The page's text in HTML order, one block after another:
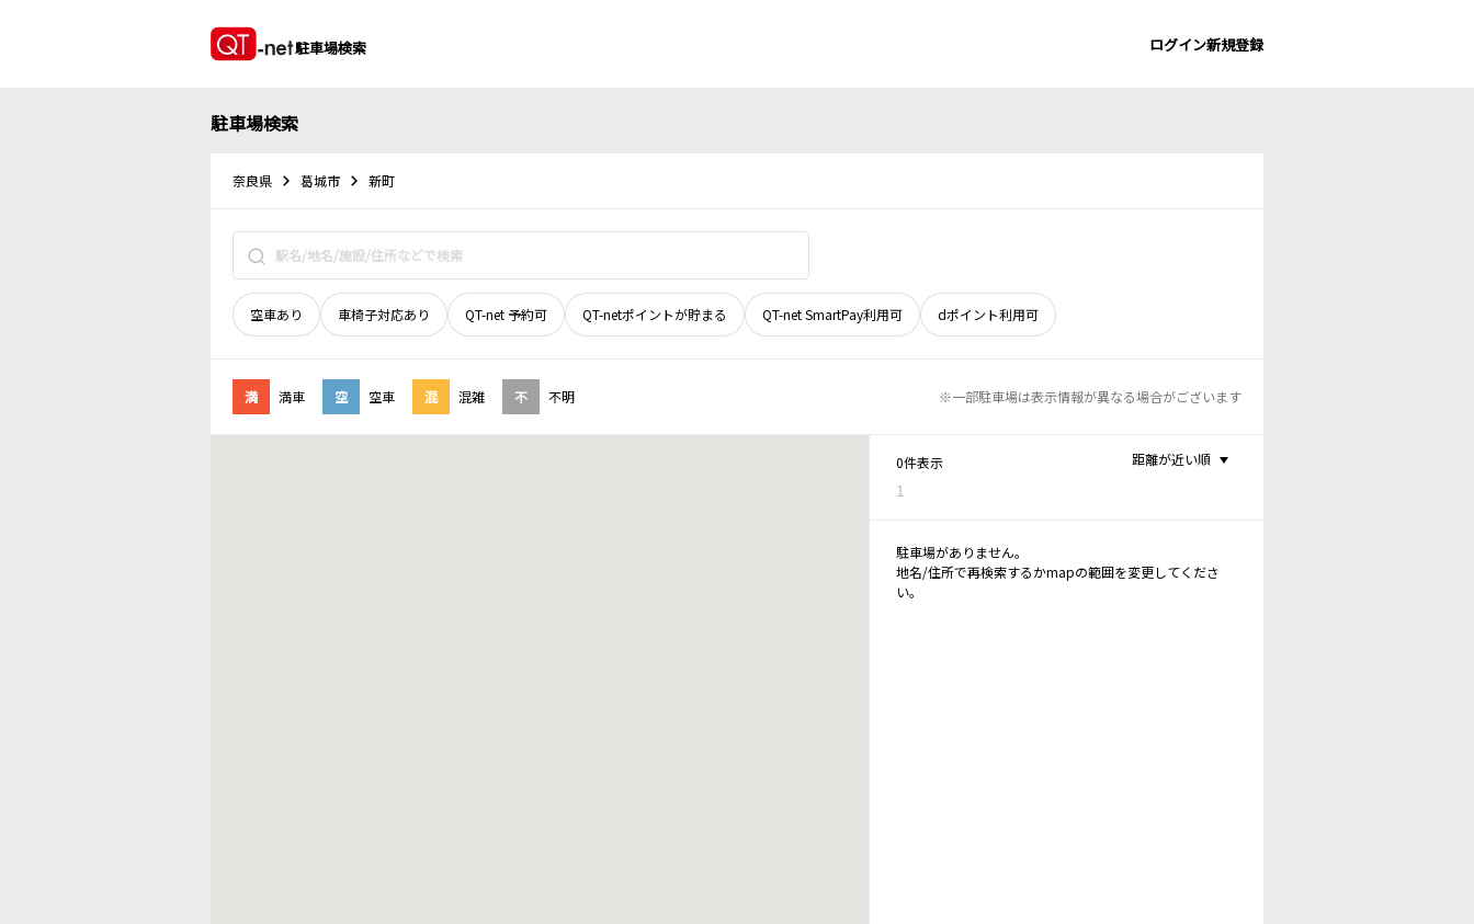
駐車場検索 ログイン新規登録
駐車場検索
奈良県 葛城市 新町
空車あり 車椅子対応あり QT-net 予約可 QT-netポイントが貯まる QT-net SmartPay利用可 dポイント利用可
満 満車 空 空車 混 混雑 不 不明 ※一部駐車場は表示情報が異なる場合がございます
0件表示
1
距離が近い順
駐車場がありません。
地名/住所で再検索するかmapの範囲を変更してくださ
い。